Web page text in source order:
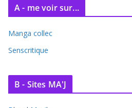
A - me voir sur...
Manga collec
Senscritique
B - Sites MA'J